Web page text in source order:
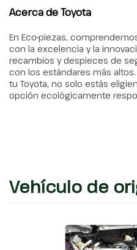
Acerca de Toyota
En Eco-piezas,
con la excelencia y la
recambios y despieces de
con los estándares más
tu Toyota, no solo estás
opción ecológicamente
Vehículo de